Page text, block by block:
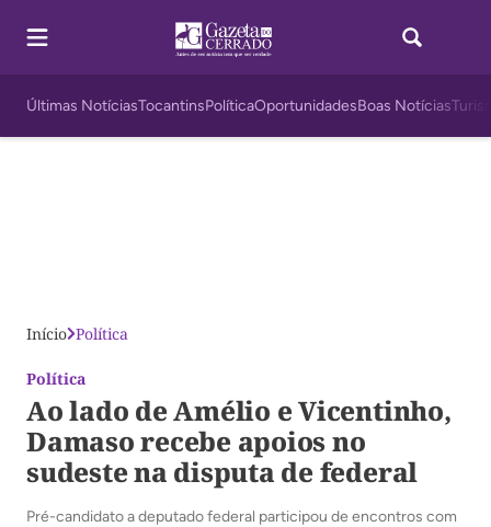
Últimas NotíciasTocantinsPolíticaOportunidadesBoas Notícias
Início Política
Política
Ao lado de Amélio e Vicentinho,
Damaso recebe apoios no
sudeste na disputa de federal
Pré-candidato a deputado federal participou de encontros com